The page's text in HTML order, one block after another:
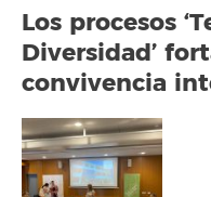
Los procesos
Diversidad’
convivencia